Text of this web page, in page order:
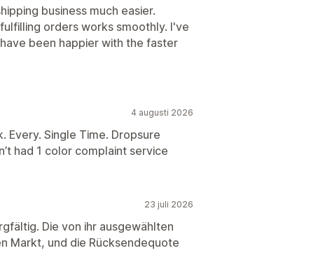
business much easier.
orders works smoothly. I've
been happier with the faster
4 augusti 2026
Every. Single Time. Dropsure
had 1 color complaint service
23 juli 2026
Die von ihr ausgewählten
Markt, und die Rücksendequote